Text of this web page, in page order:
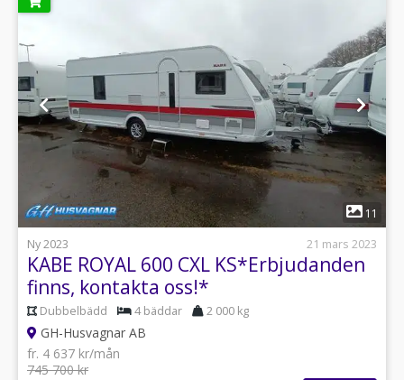
1
11
Ny 2023
21 mars 2023
KABE ROYAL 600 CXL KS*Erbjudanden
finns, kontakta oss!*
Dubbelbädd 4 bäddar 2 000 kg
GH-Husvagnar AB
fr. 4 637 kr/mån
745 700 kr